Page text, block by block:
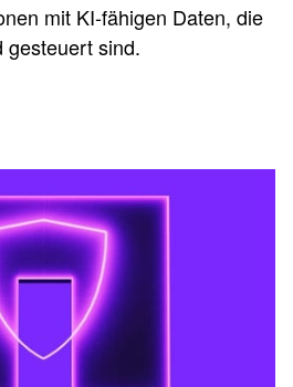
mit KI-fähigen Daten, die
gesteuert sind.